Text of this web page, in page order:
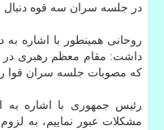
در جلسه سران سه قوه دنبال
روحانی همینطور با اشاره به
داشت: مقام معظم رهبری در
كه مصوبات جلسه سران قوا را
رئیس جمهوری با اشاره به
مشكلات عبور نماییم، به